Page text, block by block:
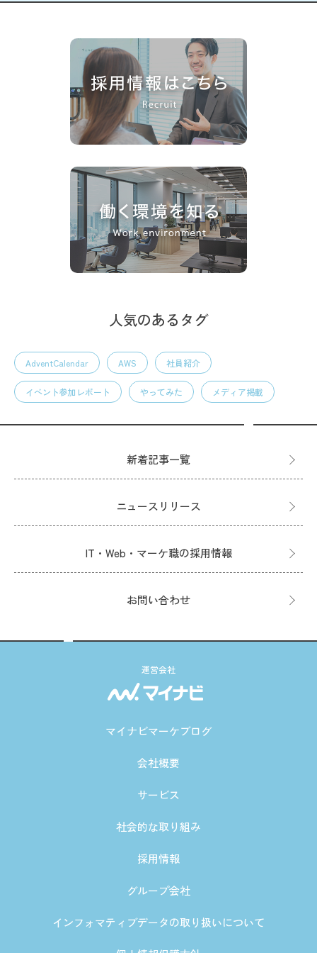
人気のあるタグ
AdventCalendar AWS 社員紹介
イベント参加レポート やってみた メディア掲載
新着記事一覧
ニュースリリース
IT・Web・マーケ職の採用情報
お問い合わせ
運営会社
マイナビマーケブログ
会社概要
サービス
社会的な取り組み
採用情報
グループ会社
インフォマティブデータの取り扱いについて